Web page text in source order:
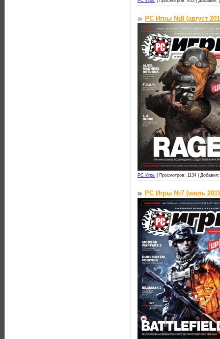
PC Игры №8 (август
PC Игры Просмотров: 1134 | Добавил:
PC Игры №7 (июль